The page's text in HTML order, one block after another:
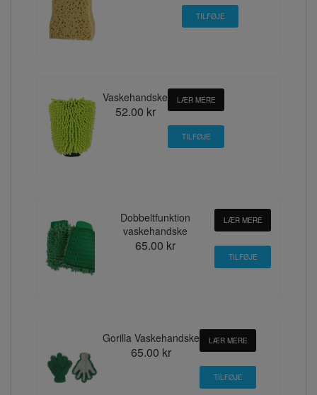
Vaskehandske
52.00 kr
LÆR MERE
Dobbeltfunktion
vaskehandske
65.00 kr
LÆR MERE
Gorilla Vaskehandske
65.00 kr
LÆR MERE